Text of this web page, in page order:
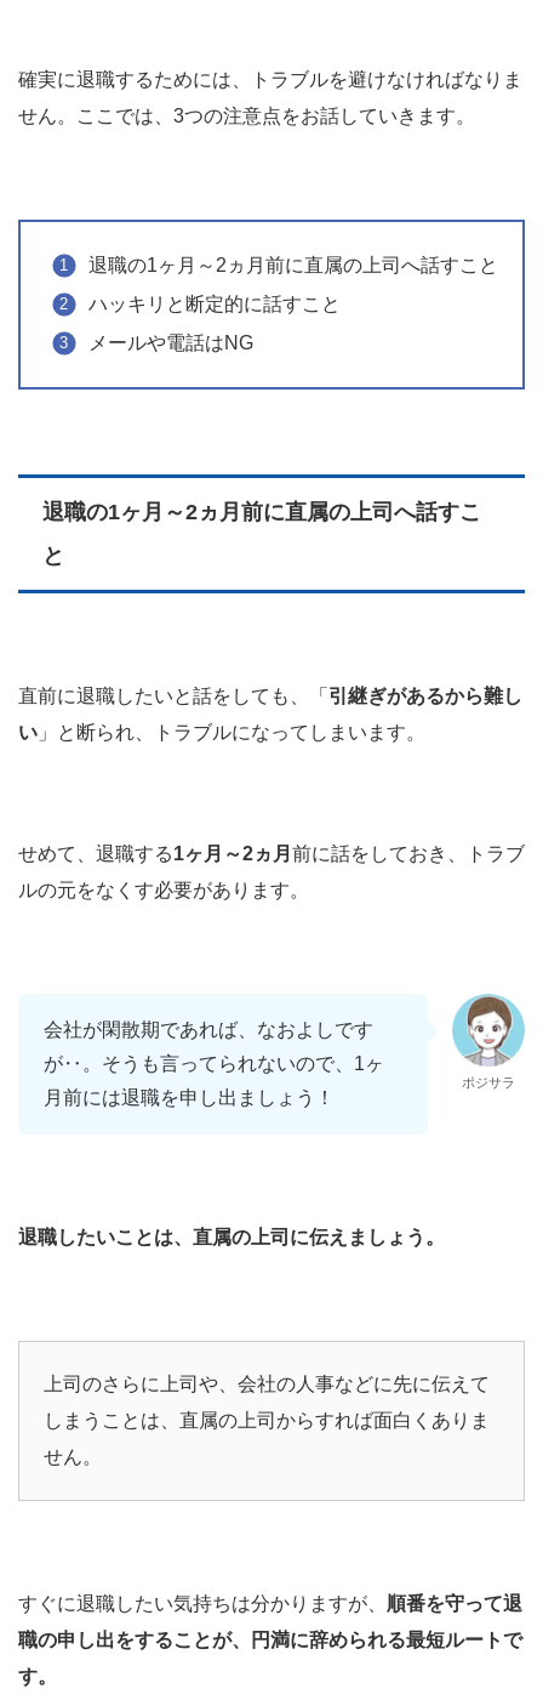
確実に退職するためには、トラブルを避けなければなりま
せん。ここでは、3つの注意点をお話していきます。
退職の1ヶ月～2ヵ月前に直属の上司へ話すこと
ハッキリと断定的に話すこと
メールや電話はNG
退職の1ヶ月～2ヵ月前に直属の上司へ話すこ
と
直前に退職したいと話をしても、「 引継ぎがあるから難し
い 」と断られ、トラブルになってしまいます。
せめて、退職する1ヶ月～2ヵ月 前に話をしておき、トラブ
ルの元をなくす必要があります。
会社が閑散期であれば、なおよしです
が‥。そうも言ってられないので、1ヶ
月前には退職を申し出ましょう！
ポジサラ
退職したいことは、直属の上司に伝えましょう。
上司のさらに上司や、会社の人事などに先に伝えて
しまうことは、直属の上司からすれば面白くありま
せん。
すぐに退職したい気持ちは分かりますが、 順番を守って退
職の申し出をすることが、円満に辞められる最短ルートで
す。